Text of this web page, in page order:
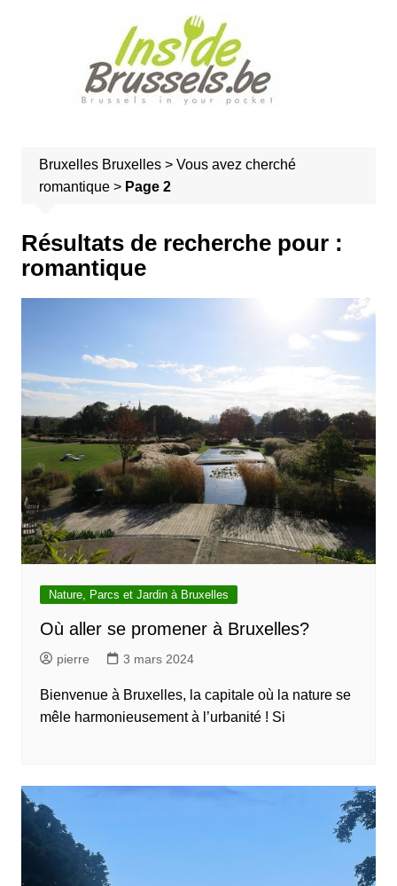
Bruxelles Bruxelles> Vous avez cherché
romantique> Page 2
Résultats de recherche pour :
romantique
Nature, Parcs et Jardin à Bruxelles
Où aller se promener à Bruxelles?
pierre 3 mars 2024
Bienvenue à Bruxelles, la capitale où la nature se
mêle harmonieusement à l’urbanité ! Si